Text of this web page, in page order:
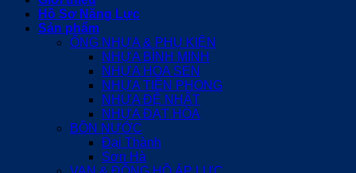
Hồ Sơ Năng Lực
Sản phẩm
ỐNG NHỰA & PHỤ KIỆN
NHỰA BÌNH MINH
NHỰA HOA SEN
NHỰA TIỀN PHONG
NHỰA ĐỆ NHẤT
NHỰA ĐẠT HÒA
BỒN NƯỚC
Đại Thành
Sơn Hà